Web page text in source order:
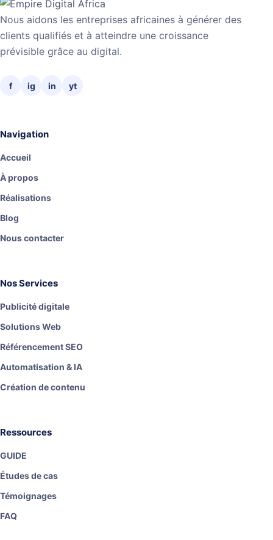
Nous aidons les entreprises africaines à générer des
clients qualifiés et à atteindre une croissance
prévisible grâce au digital.
f ig in yt
Navigation
Accueil
À propos
Réalisations
Blog
Nous contacter
Nos Services
Publicité digitale
Solutions Web
Référencement SEO
Automatisation & IA
Création de contenu
Ressources
GUIDE
Études de cas
Témoignages
FAQ